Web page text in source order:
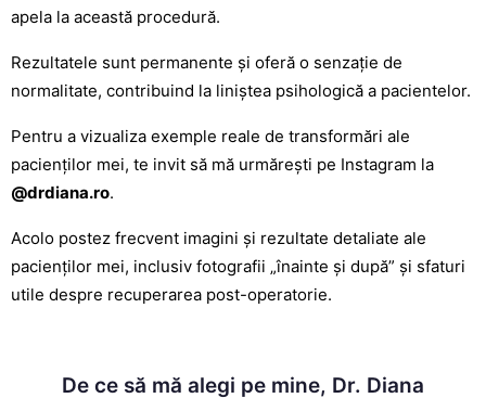
apela la această procedură.
Rezultatele sunt permanente și oferă o senzație de
normalitate, contribuind la liniștea psihologică a pacientelor.
Pentru a vizualiza exemple reale de transformări ale
pacienților mei, te invit să mă urmărești pe Instagram la
@drdiana.ro.
Acolo postez frecvent imagini și rezultate detaliate ale
pacienților mei, inclusiv fotografii „înainte și după” și sfaturi
utile despre recuperareapost-operatorie.
De ce să mă alegi pe mine, Dr. Diana